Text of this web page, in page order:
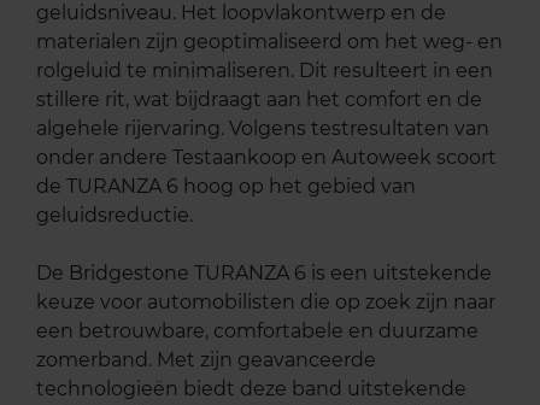
geluidsniveau. Het loopvlakontwerp en de
materialen zijn geoptimaliseerd om het weg- en
rolgeluid te minimaliseren. Dit resulteert in een
stillere rit, wat bijdraagt aan het comfort en de
algehele rijervaring. Volgens testresultaten van
onder andere Testaankoop en Autoweek scoort
de TURANZA 6 hoog op het gebied van
geluidsreductie.
De Bridgestone TURANZA 6 is een uitstekende
keuze voor automobilisten die op zoek zijn naar
een betrouwbare, comfortabele en duurzame
zomerband. Met zijn geavanceerde
technologieën biedt deze band uitstekende